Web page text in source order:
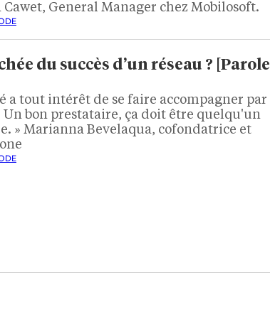
General Manager chez Mobilosoft.
du succès d’un réseau ? [Parole
a tout intérêt de se faire accompagner par
Un bon prestataire, ça doit être quelqu'un
» Marianna Bevelaqua, cofondatrice et